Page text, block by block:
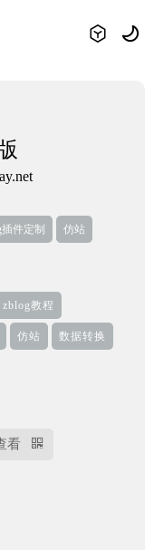
插件定制 仿站
zblog教程
仿站 数据转换
看